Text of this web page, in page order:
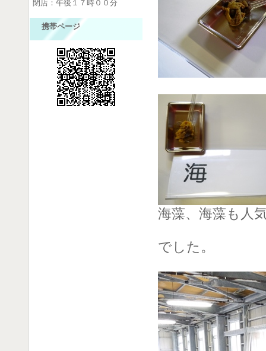
閉店：午後１７時００分
携帯ページ
海藻、海藻も人
でした。